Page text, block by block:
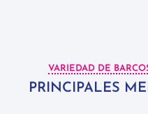
VARIEDAD DE
PRINCIPALES